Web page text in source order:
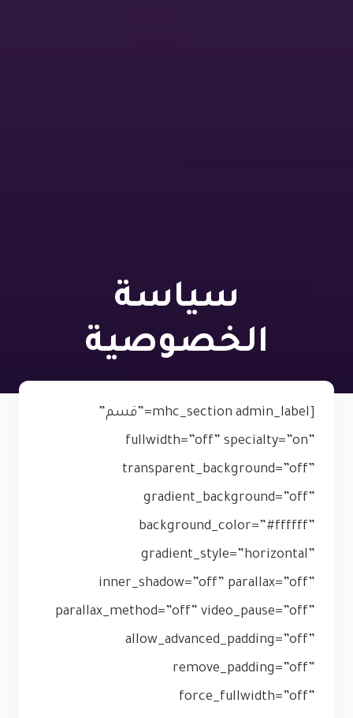
سياسة
الخصوصية
[mhc_section admin_label=”قسم”
fullwidth=”off” specialty=”on”
transparent_background=”off”
gradient_background=”off”
background_color=”#ffffff”
gradient_style=”horizontal”
inner_shadow=”off” parallax=”off”
parallax_method=”off” video_pause=”off”
allow_advanced_padding=”off”
remove_padding=”off”
force_fullwidth=”off”